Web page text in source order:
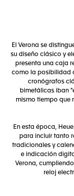
El Verona se
su diseño clásico y
presenta una caja
como la posibilidad
cronógrafos
bimetálicas iban
mismo tiempo que
En esta época,
para incluir tanto
tradicionales y
e indicación
Verona,
reloj